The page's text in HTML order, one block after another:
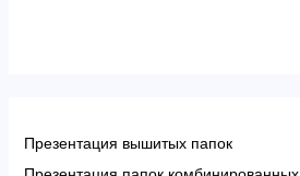
Презентация вышитых папок